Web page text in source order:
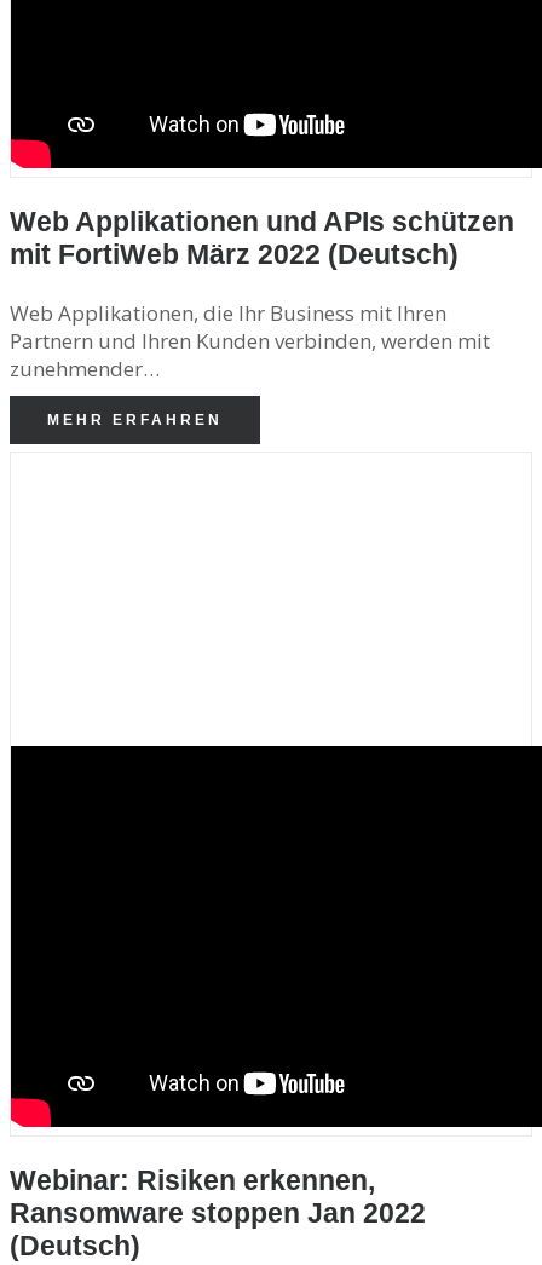
Web Applikationen und APIs schützen
mit FortiWeb März 2022 (Deutsch)
Web Applikationen, die Ihr Business mit Ihren
Partnern und Ihren Kunden verbinden, werden mit
zunehmender…
MEHR ERFAHREN
Webinar: Risiken erkennen,
Ransomware stoppen Jan 2022
(Deutsch)